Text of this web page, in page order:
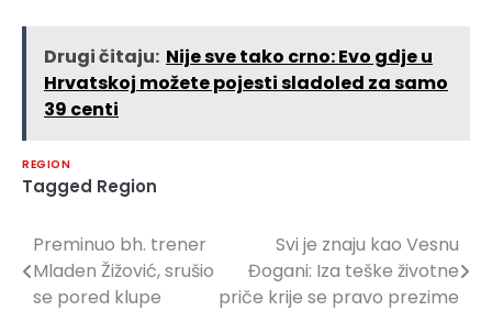
Drugi čitaju: Nije sve tako crno: Evo gdje u
Hrvatskoj možete pojesti sladoled za samo
39 centi
REGION
Tagged Region
Navigacija
članaka
Preminuo bh. trener
Mladen Žižović, srušio
se pored klupe
Svi je znaju kao Vesnu
Đogani: Iza teške životne
priče krije se pravo prezime